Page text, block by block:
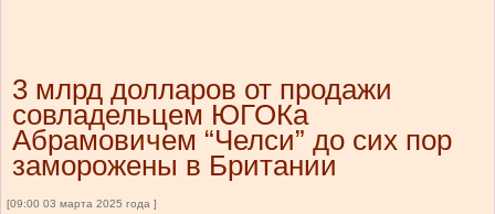
3 млрд долларов от продажи
совладельцем ЮГОКа
Абрамовичем “Челси” до сих пор
заморожены в Британии
[09:00 03 марта 2025 года ]